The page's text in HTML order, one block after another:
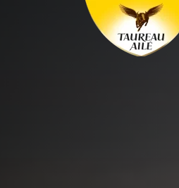
Panneau de gestion des cookies